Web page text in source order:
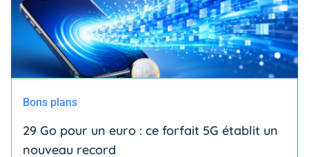
Bons plans
29 Go pour un euro : ce forfait 5G établit un
nouveau record